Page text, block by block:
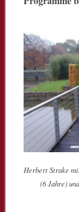
Herbert Strake
(6 Jahre)